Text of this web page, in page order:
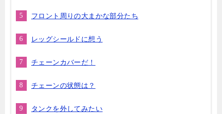
フロント周りの大まかな部分たち
レッグシールドに想う
チェーンカバーだ！
チェーンの状態は？
タンクを外してみたい